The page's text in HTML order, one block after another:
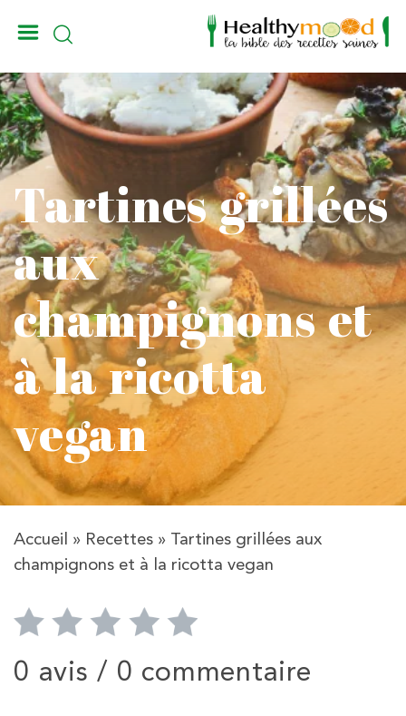
Tartines grillées
aux
champignons et
à la ricotta
vegan
Accueil » Recettes » Tartines grillées aux
champignons et à la ricotta vegan
0 avis / 0 commentaire